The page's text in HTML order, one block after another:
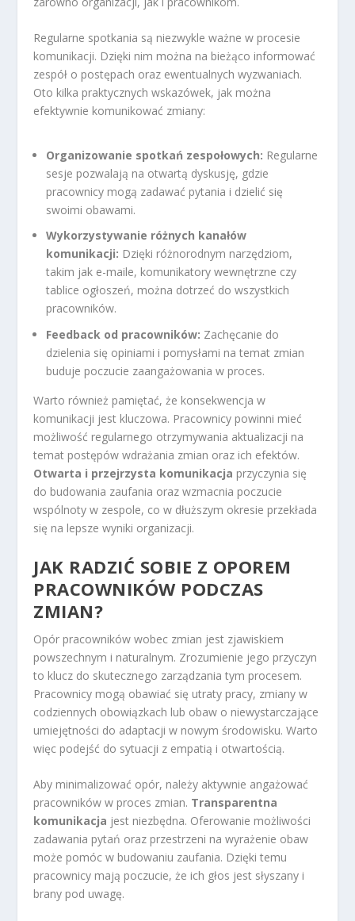
Regularne spotkania są niezwykle ważne w procesie
komunikacji. Dzięki nim można na bieżąco informować
zespół o postępach oraz ewentualnych wyzwaniach.
Oto kilka praktycznych wskazówek, jak można
efektywnie komunikować zmiany:
Organizowanie spotkań zespołowych: Regularne
sesje pozwalają na otwartą dyskusję, gdzie
pracownicy mogą zadawać pytania i dzielić się
swoimi obawami.
Wykorzystywanie różnych kanałów
komunikacji: Dzięki różnorodnym narzędziom,
takim jak e-maile, komunikatory wewnętrzne czy
tablice ogłoszeń, można dotrzeć do wszystkich
pracowników.
Feedback od pracowników: Zachęcanie do
dzielenia się opiniami i pomysłami na temat zmian
buduje poczucie zaangażowania w proces.
Warto również pamiętać, że konsekwencja w
komunikacji jest kluczowa. Pracownicy powinni mieć
możliwość regularnego otrzymywania aktualizacji na
temat postępów wdrażania zmian oraz ich efektów.
Otwarta i przejrzysta komunikacja przyczynia się
do budowania zaufania oraz wzmacnia poczucie
wspólnoty w zespole, co w dłuższym okresie przekłada
się na lepsze wyniki organizacji.
JAK RADZIĆ SOBIE Z OPOREM
PRACOWNIKÓW PODCZAS
ZMIAN?
Opór pracowników wobec zmian jest zjawiskiem
powszechnym i naturalnym. Zrozumienie jego przyczyn
to klucz do skutecznego zarządzania tym procesem.
Pracownicy mogą obawiać się utraty pracy, zmiany w
codziennych obowiązkach lub obaw o niewystarczające
umiejętności do adaptacji w nowym środowisku. Warto
więc podejść do sytuacji z empatią i otwartością.
Aby minimalizować opór, należy aktywnie angażować
pracowników w proces zmian. Transparentna
komunikacja jest niezbędna. Oferowanie możliwości
zadawania pytań oraz przestrzeni na wyrażenie obaw
może pomóc w budowaniu zaufania. Dzięki temu
pracownicy mają poczucie, że ich głos jest słyszany i
brany pod uwagę.